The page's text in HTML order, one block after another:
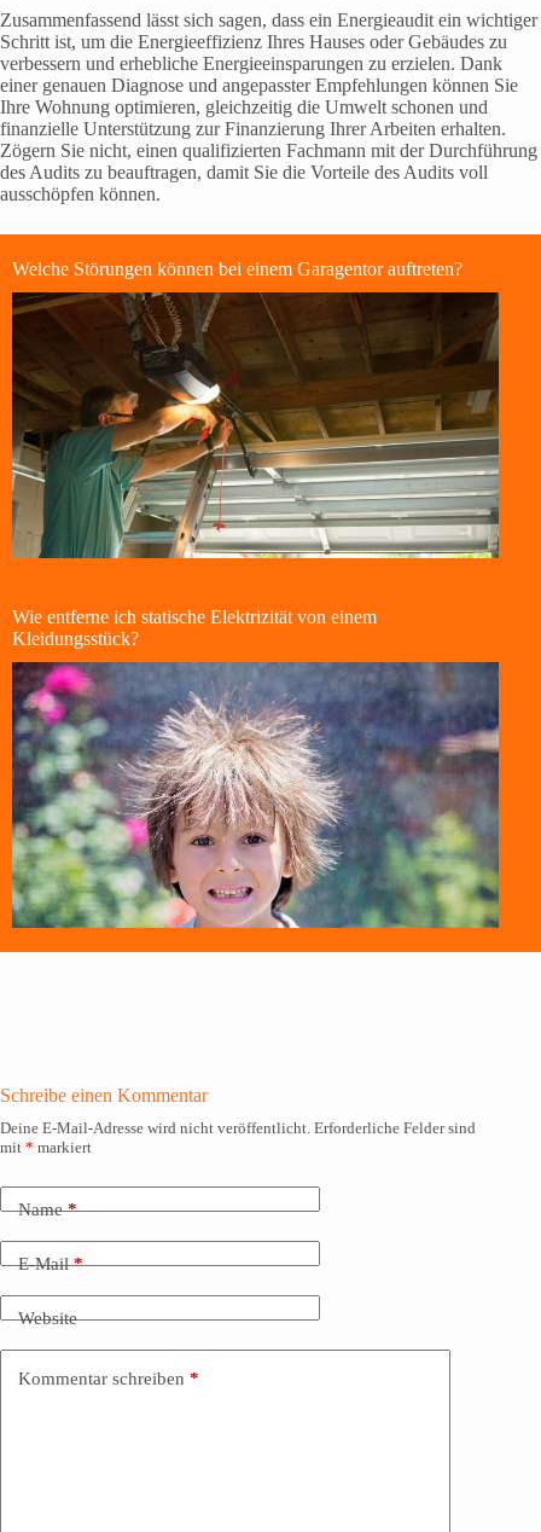
Zusammenfassend lässt sich sagen, dass ein Energieaudit ein wichtiger
Schritt ist, um die Energieeffizienz Ihres Hauses oder Gebäudes zu
verbessern und erhebliche Energieeinsparungen zu erzielen. Dank
einer genauen Diagnose und angepasster Empfehlungen können Sie
Ihre Wohnung optimieren, gleichzeitig die Umwelt schonen und
finanzielle Unterstützung zur Finanzierung Ihrer Arbeiten erhalten.
Zögern Sie nicht, einen qualifizierten Fachmann mit der Durchführung
des Audits zu beauftragen, damit Sie die Vorteile des Audits voll
ausschöpfen können.
Welche Störungen können bei einem Garagentor auftreten?
Wie entferne ich statische Elektrizität von einem
Kleidungsstück?
Schreibe einen Kommentar
Deine E-Mail-Adresse wird nicht veröffentlicht. Erforderliche Felder sind
mit * markiert
Name*
E-Mail*
Website
Kommentar schreiben *